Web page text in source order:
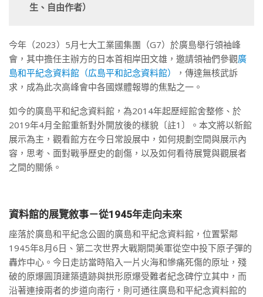
生、自由作者）
今年（2023）5月七大工業國集團（G7）於廣島舉行領袖峰
會，其中擔任主辦方的日本首相岸田文雄，邀請領袖們參觀廣
島和平紀念資料館（広島平和記念資料館）
，傳達無核武訴
求，成為此次高峰會中各國媒體報導的焦點之一。
如今的廣島平和紀念資料館，為2014年起歷經館舍整修、於
2019年4月全館重新對外開放後的樣貌〔註1〕。本文將以新館
展示為主，觀看館方在今日常設展中，如何規劃空間與展示內
容，思考、面對戰爭歷史的創傷，以及如何看待展覽與觀展者
之間的關係。
資料館的展覽敘事－從1945年走向未來
座落於廣島和平紀念公園的廣島和平紀念資料館，位置緊鄰
1945年8月6日、第二次世界大戰期間美軍從空中投下原子彈的
轟炸中心。今日走訪當時陷入一片火海和慘痛死傷的原址，殘
破的原爆圓頂建築遺跡與拱形原爆受難者紀念碑佇立其中，而
沿著連接兩者的步道向南行，則可通往廣島和平紀念資料館的